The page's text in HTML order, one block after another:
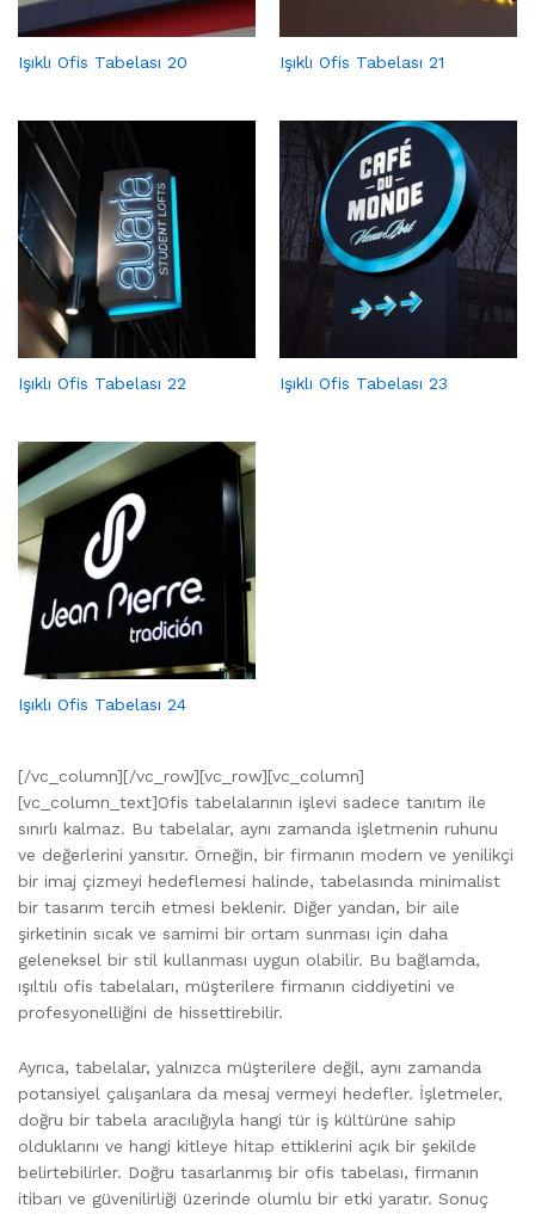
Işıklı Ofis Tabelası 20 Işıklı Ofis Tabelası 21
Işıklı Ofis Tabelası 22 Işıklı Ofis Tabelası 23
Işıklı Ofis Tabelası 24
[/vc_column][/vc_row][vc_row][vc_column]
[vc_column_text]Ofis tabelalarının işlevi sadece tanıtım ile
sınırlı kalmaz. Bu tabelalar, aynı zamanda işletmenin ruhunu
ve değerlerini yansıtır. Örneğin, bir firmanın modern ve yenilikçi
bir imaj çizmeyi hedeflemesi halinde, tabelasında minimalist
bir tasarım tercih etmesi beklenir. Diğer yandan, bir aile
şirketinin sıcak ve samimi bir ortam sunması için daha
geleneksel bir stil kullanması uygun olabilir. Bu bağlamda,
ışıltılı ofis tabelaları, müşterilere firmanın ciddiyetini ve
profesyonelliğini de hissettirebilir.
Ayrıca, tabelalar, yalnızca müşterilere değil, aynı zamanda
potansiyel çalışanlara da mesaj vermeyi hedefler. İşletmeler,
doğru bir tabela aracılığıyla hangi tür iş kültürüne sahip
olduklarını ve hangi kitleye hitap ettiklerini açık bir şekilde
belirtebilirler. Doğru tasarlanmış bir ofis tabelası, firmanın
itibarı ve güvenilirliği üzerinde olumlu bir etki yaratır. Sonuç